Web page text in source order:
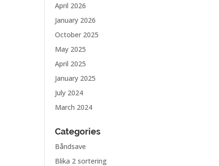
April 2026
January 2026
October 2025
May 2025
April 2025
January 2025
July 2024
March 2024
Categories
Båndsave
Blika 2 sortering